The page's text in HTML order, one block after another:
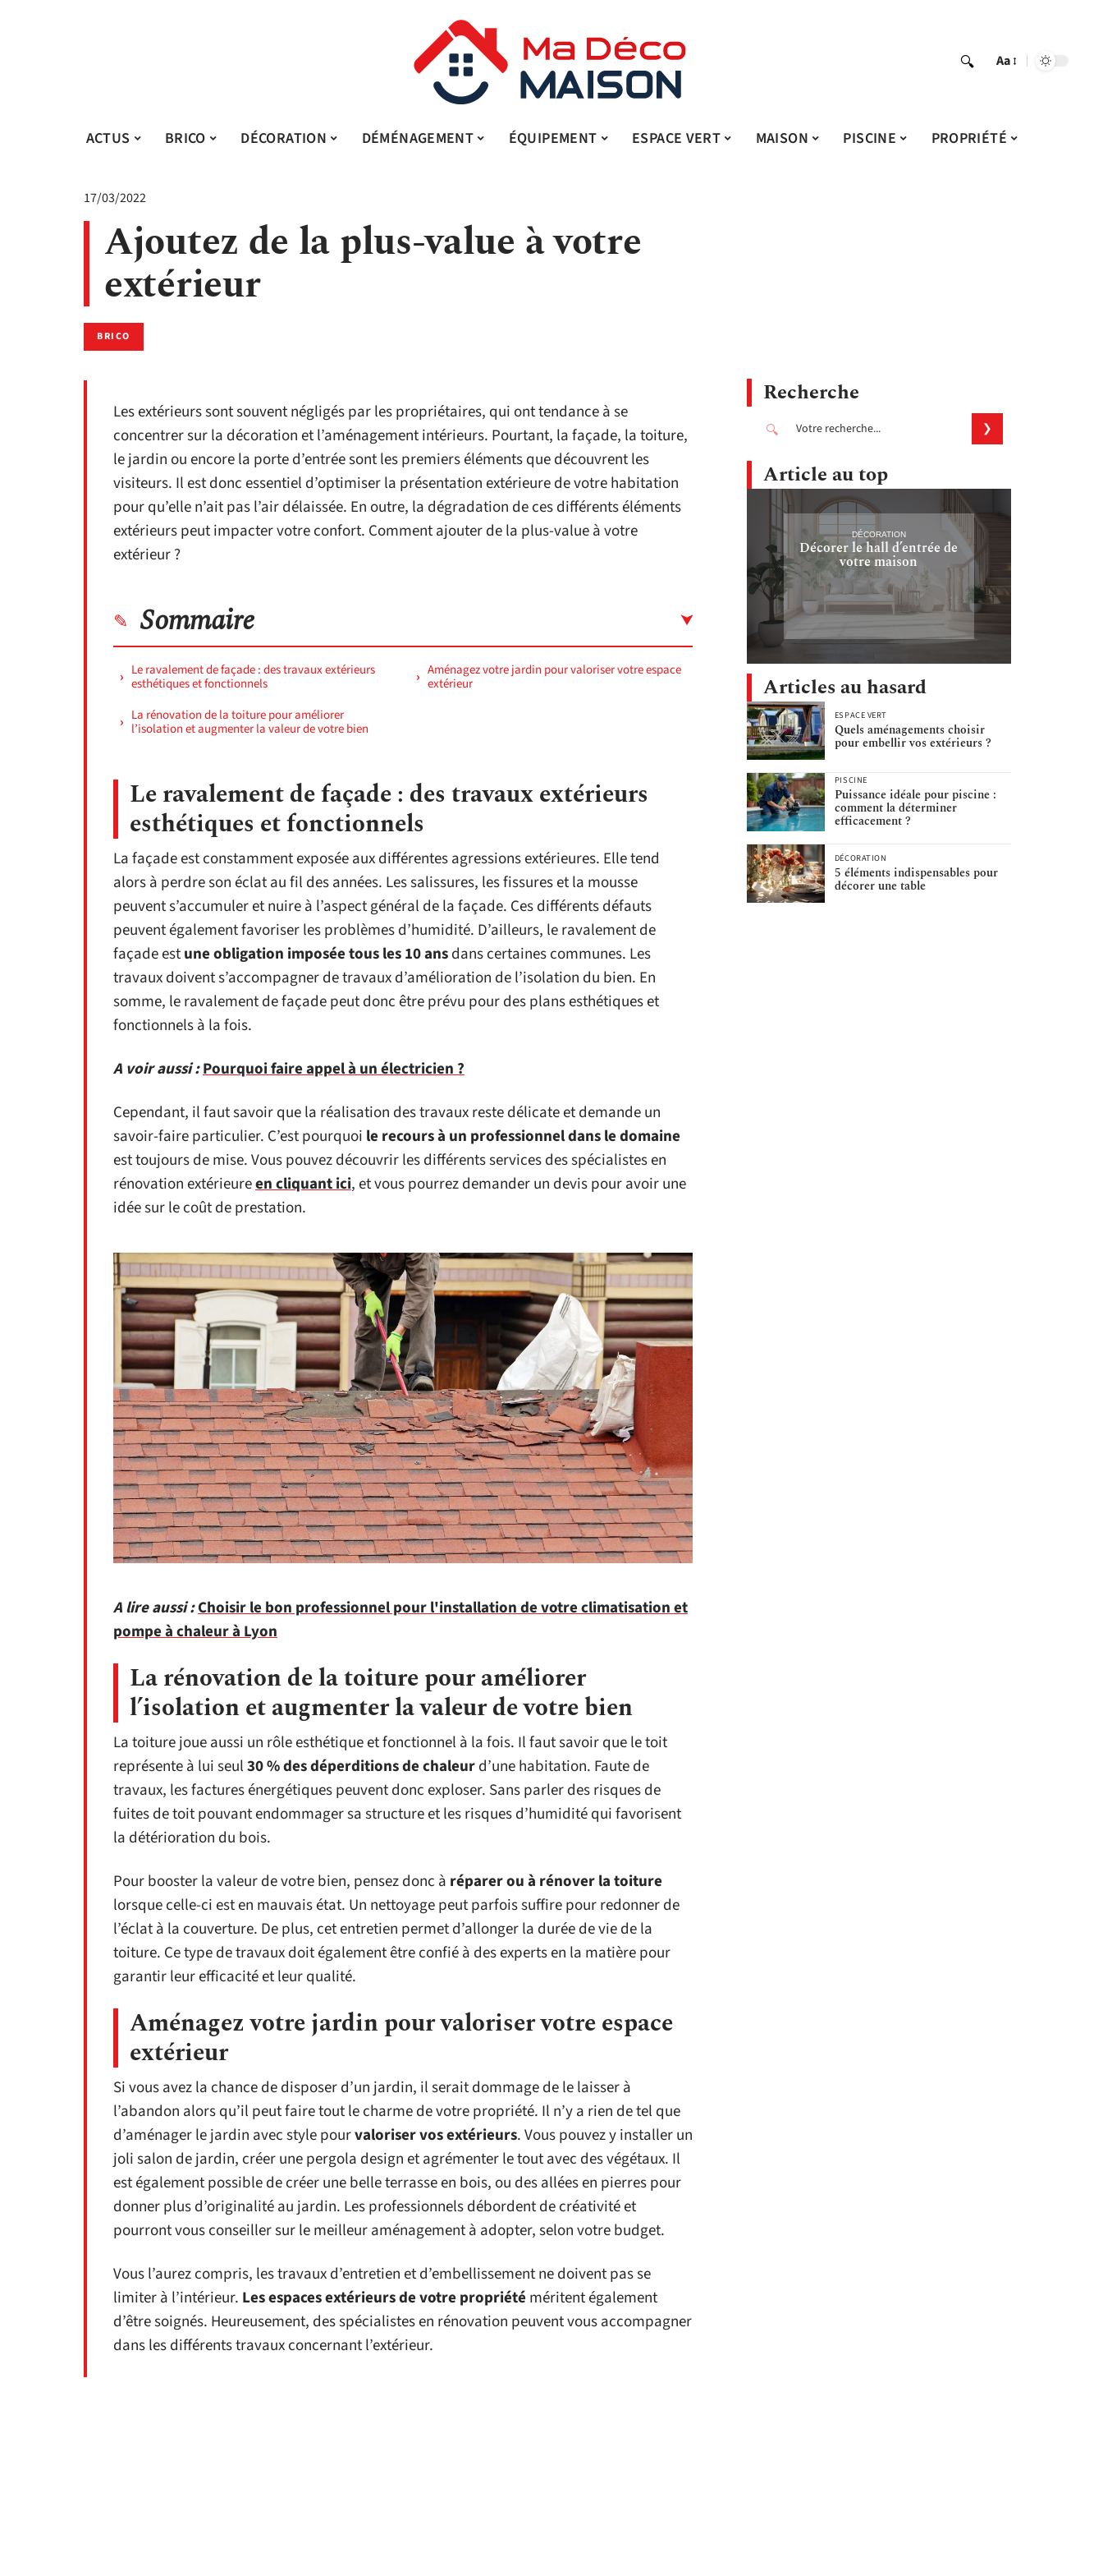
Aa
ACTUS BRICO DÉCORATION DÉMÉNAGEMENT ÉQUIPEMENT ESPACE VERT MAISON PISCINE PROPRIÉTÉ
17/03/2022
Ajoutez de la plus-value à votre
extérieur
BRICO
Les extérieurs sont souvent négligés par les propriétaires, qui ont tendance à se
concentrer sur la décoration et l’aménagement intérieurs. Pourtant, la façade, la toiture,
le jardin ou encore la porte d’entrée sont les premiers éléments que découvrent les
visiteurs. Il est donc essentiel d’optimiser la présentation extérieure de votre habitation
pour qu’elle n’ait pas l’air délaissée. En outre, la dégradation de ces différents éléments
extérieurs peut impacter votre confort. Comment ajouter de la plus-value à votre
extérieur ?
Sommaire
Le ravalement de façade : des travaux extérieurs
esthétiques et fonctionnels
La rénovation de la toiture pour améliorer
l’isolation et augmenter la valeur de votre bien
Aménagez votre jardin pour valoriser votre espace
extérieur
Le ravalement de façade : des travaux extérieurs
esthétiques et fonctionnels
La façade est constamment exposée aux différentes agressions extérieures. Elle tend
alors à perdre son éclat au fil des années. Les salissures, les fissures et la mousse
peuvent s’accumuler et nuire à l’aspect général de la façade. Ces différents défauts
peuvent également favoriser les problèmes d’humidité. D’ailleurs, le ravalement de
façade estune obligation imposée tous les 10 ansdans certaines communes. Les
travaux doivent s’accompagner de travaux d’amélioration de l’isolation du bien. En
somme, le ravalement de façade peut donc être prévu pour des plans esthétiques et
fonctionnels à la fois.
A voir aussi :Pourquoi faire appel à un électricien ?
Cependant, il faut savoir que la réalisation des travaux reste délicate et demande un
savoir-faire particulier. C’est pourquoi le recours à un professionnel dans le domaine
est toujours de mise. Vous pouvez découvrir les différents services des spécialistes en
rénovation extérieureen cliquant ici, et vous pourrez demander un devis pour avoir une
idée sur le coût de prestation.
A lire aussi :Choisir le bon professionnel pour l'installation de votre climatisation et
pompe à chaleur à Lyon
La rénovation de la toiture pour améliorer
l’isolation et augmenter la valeur de votre bien
La toiture joue aussi un rôle esthétique et fonctionnel à la fois. Il faut savoir que le toit
représente à lui seul30 % des déperditions de chaleurd’une habitation. Faute de
travaux, les factures énergétiques peuvent donc exploser. Sans parler des risques de
fuites de toit pouvant endommager sa structure et les risques d’humidité qui favorisent
la détérioration du bois.
Pour booster la valeur de votre bien, pensez donc à réparer ou à rénover la toiture
lorsque celle-ci est en mauvais état. Un nettoyage peut parfois suffire pour redonner de
l’éclat à la couverture. De plus, cet entretien permet d’allonger la durée de vie de la
toiture. Ce type de travaux doit également être confié à des experts en la matière pour
garantir leur efficacité et leur qualité.
Aménagez votre jardin pour valoriser votre espace
extérieur
Si vous avez la chance de disposer d’un jardin, il serait dommage de le laisser à
l’abandon alors qu’il peut faire tout le charme de votre propriété. Il n’y a rien de tel que
d’aménager le jardin avec style pourvaloriser vos extérieurs. Vous pouvez y installer un
joli salon de jardin, créer une pergola design et agrémenter le tout avec des végétaux. Il
est également possible de créer une belle terrasse en bois, ou des allées en pierres pour
donner plus d’originalité au jardin. Les professionnels débordent de créativité et
pourront vous conseiller sur le meilleur aménagement à adopter, selon votre budget.
Vous l’aurez compris, les travaux d’entretien et d’embellissement ne doivent pas se
limiter à l’intérieur. Les espaces extérieurs de votre propriété méritent également
d’être soignés. Heureusement, des spécialistes en rénovation peuvent vous accompagner
dans les différents travaux concernant l’extérieur.
Recherche
Article au top
DÉCORATION
Décorer le hall d’entrée de
votre maison
Articles au hasard
ESPACE VERT
Quels aménagements choisir
pour embellir vos extérieurs ?
PISCINE
Puissance idéale pour piscine :
comment la déterminer
efficacement ?
DÉCORATION
5 éléments indispensables pour
décorer une table